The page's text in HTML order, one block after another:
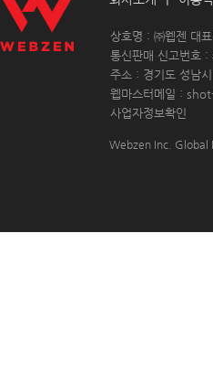
상호명 : ㈜웹젠 대
통신판매 신고번호
주소 : 경기도 성남
웹마스터메일 :
사업자정보확인
Webzen Inc. Global